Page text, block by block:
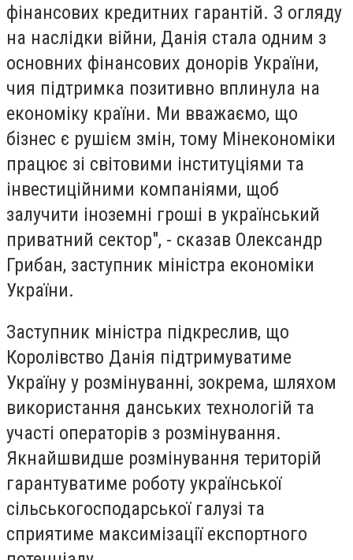
фінансових кредитних гарантій. З огляду
на наслідки війни, Данія стала одним з
основних фінансових донорів України,
чия підтримка позитивно вплинула на
економіку країни. Ми вважаємо, що
бізнес є рушієм змін, тому Мінекономіки
працює зі світовими інституціями та
інвестиційними компаніями, щоб
залучити іноземні гроші в український
приватний сектор", - сказав Олександр
Грибан, заступник міністра економіки
України.
Заступник міністра підкреслив, що
Королівство Данія підтримуватиме
Україну у розмінуванні, зокрема, шляхом
використання данських технологій та
участі операторів з розмінування.
Якнайшвидше розмінування територій
гарантуватиме роботу української
сільськогосподарської галузі та
сприятиме максимізації експортного